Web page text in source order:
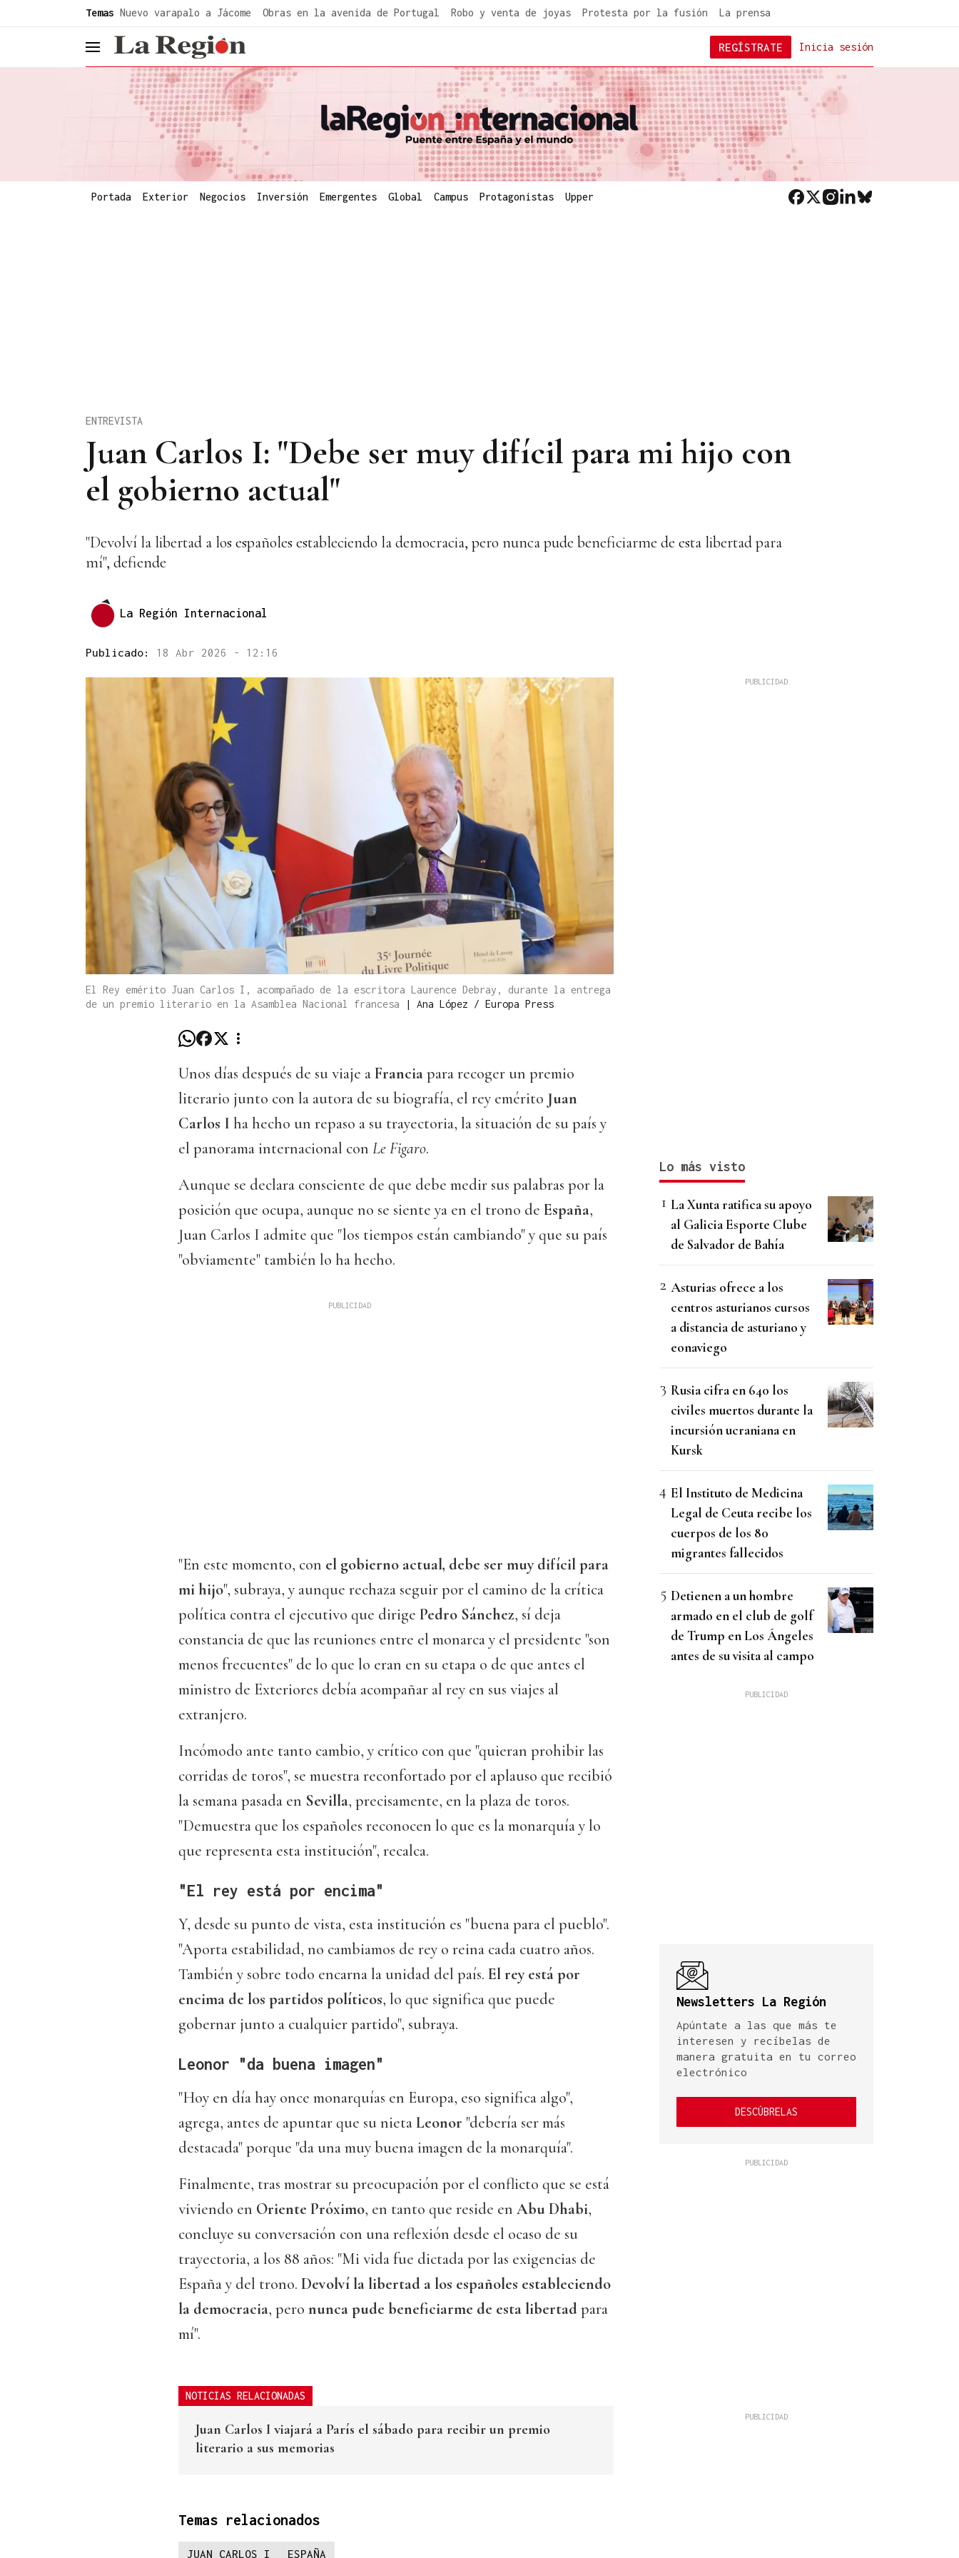
Temas Nuevo varapalo a Jácome Obras en la avenida de Portugal Robo y venta de joyas Protesta por la fusión La prensa
header.menu.open Inicia sesión
REGÍSTRATE
Portada Exterior Negocios Inversión Emergentes Global Campus Protagonistas Upper
Juan Carlos I: "Debe ser muy difícil para mi hijo con
el gobierno actual"
ENTREVISTA
"Devolví la libertad a los españoles estableciendo la democracia, pero nunca pude beneficiarme de esta libertad para
mí", defiende
La Región Internacional
Publicado: 18 Abr 2026 - 12:16
El Rey emérito Juan Carlos I, acompañado de la escritora Laurence Debray, durante la entrega
de un premio literario en la Asamblea Nacional francesa
| Ana López / Europa Press
Unos días después de su viaje aFranciapara recoger un premio
literario junto con la autora de su biografía, el rey emérito Juan
Carlos I ha hecho un repaso a su trayectoria, la situación de su país y
el panorama internacional con Le Figaro.
Aunque se declara consciente de que debe medir sus palabras por la
posición que ocupa, aunque no se siente ya en el trono de España,
Juan Carlos I admite que "los tiempos están cambiando" y que su país
"obviamente" también lo ha hecho.
"En este momento, con el gobierno actual, debe ser muy difícil para
mi hijo", subraya, y aunque rechaza seguir por el camino de la crítica
política contra el ejecutivo que dirige Pedro Sánchez, sí deja
constancia de que las reuniones entre el monarca y el presidente "son
menos frecuentes" de lo que lo eran en su etapa o de que antes el
ministro de Exteriores debía acompañar al rey en sus viajes al
extranjero.
Incómodo ante tanto cambio, y crítico con que "quieran prohibir las
corridas de toros", se muestra reconfortado por el aplauso que recibió
la semana pasada en Sevilla, precisamente, en la plaza de toros.
"Demuestra que los españoles reconocen lo que es la monarquía y lo
que representa esta institución", recalca.
"El rey está por encima"
Y, desde su punto de vista, esta institución es "buena para el pueblo".
"Aporta estabilidad, no cambiamos de rey o reina cada cuatro años.
También y sobre todo encarna la unidad del país. El rey está por
encima de los partidos políticos, lo que significa que puede
gobernar junto a cualquier partido", subraya.
Leonor "da buena imagen"
"Hoy en día hay once monarquías en Europa, eso significa algo",
agrega, antes de apuntar que su nietaLeonor "debería ser más
destacada" porque "da una muy buena imagen de la monarquía".
Finalmente, tras mostrar su preocupación por el conflicto que se está
viviendo en Oriente Próximo, en tanto que reside en Abu Dhabi,
concluye su conversación con una reflexión desde el ocaso de su
trayectoria, a los 88 años: "Mi vida fue dictada por las exigencias de
España y del trono. Devolví la libertad a los españoles estableciendo
la democracia, pero nunca pude beneficiarme de esta libertadpara
mí".
NOTICIAS RELACIONADAS
Juan Carlos I viajará a París el sábado para recibir un premio
literario a sus memorias
Temas relacionados
JUAN CARLOS I ESPAÑA
Lo más visto
La Xunta ratifica su apoyo
al Galicia Esporte Clube
de Salvador de Bahía
Asturias ofrece a los
centros asturianos cursos
a distancia de asturiano y
eonaviego
Rusia cifra en 640 los
civiles muertos durante la
incursión ucraniana en
Kursk
El Instituto de Medicina
Legal de Ceuta recibe los
cuerpos de los 80
migrantes fallecidos
Detienen a un hombre
armado en el club de golf
de Trump en Los Ángeles
antes de su visita al campo
Newsletters La Región
Apúntate a las que más te
interesen y recíbelas de
manera gratuita en tu correo
electrónico
DESCÚBRELAS